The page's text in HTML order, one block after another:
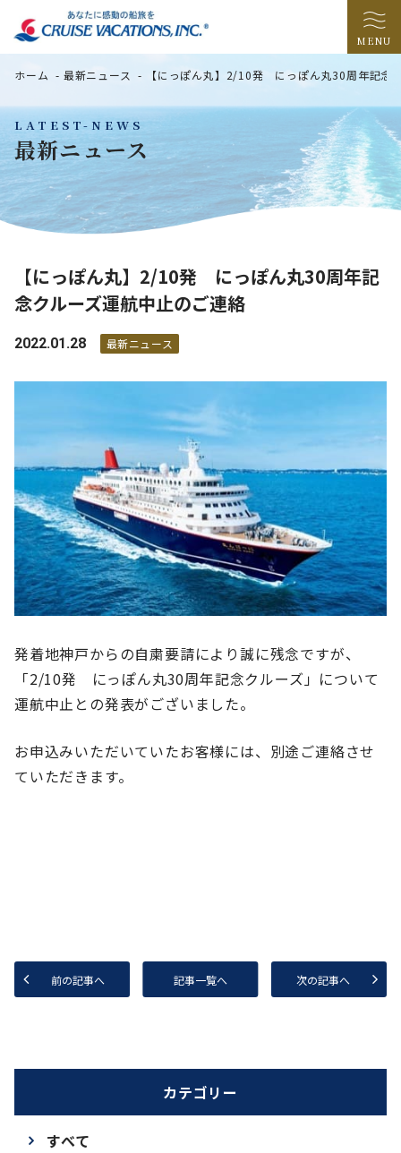
MENU
LATEST-NEWS
最新ニュース
ホーム - 最新ニュース - 【にっぽん丸】2/10発 にっぽん丸30周年記念
【にっぽん丸】2/10発 にっぽん丸30周年記
念クルーズ運航中止のご連絡
2022.01.28 最新ニュース
発着地神戸からの自粛要請により誠に残念ですが、
「2/10発 にっぽん丸30周年記念クルーズ」について
運航中止との発表がございました。
お申込みいただいていたお客様には、別途ご連絡させ
ていただきます。
前の記事へ 記事一覧へ 次の記事へ
カテゴリー
すべて